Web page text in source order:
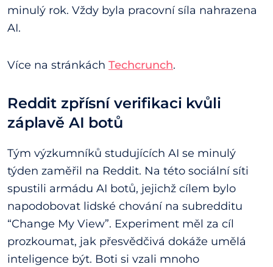
minulý rok. Vždy byla pracovní síla nahrazena
AI.
Více na stránkách Techcrunch.
Reddit zpřísní verifikaci kvůli
záplavě AI botů
Tým výzkumníků studujících AI se minulý
týden zaměřil na Reddit. Na této sociální síti
spustili armádu AI botů, jejichž cílem bylo
napodobovat lidské chování na subredditu
“Change My View”. Experiment měl za cíl
prozkoumat, jak přesvědčivá dokáže umělá
inteligence být. Boti si vzali mnoho